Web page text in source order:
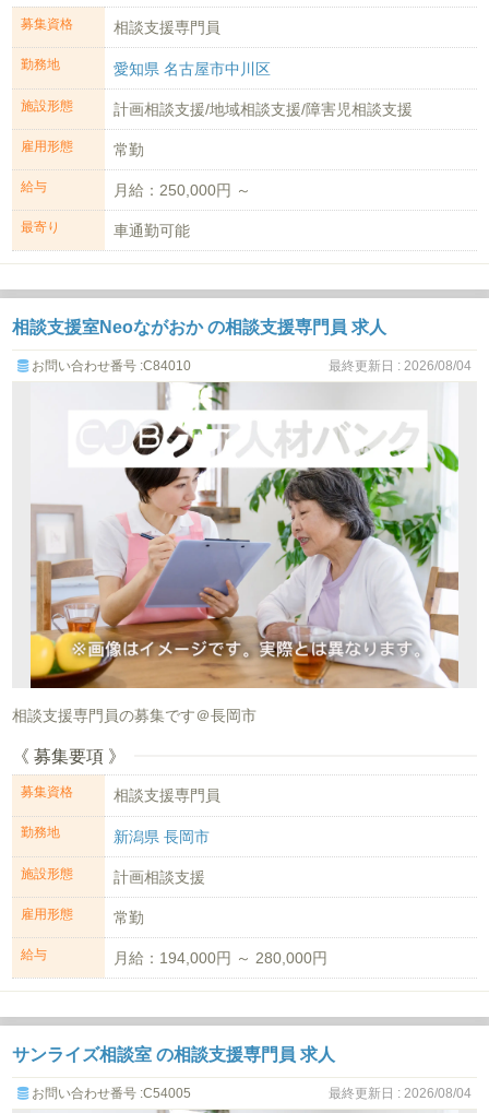
募集資格 相談支援専門員
勤務地 愛知県 名古屋市中川区
施設形態 計画相談支援/地域相談支援/障害児相談支援
雇用形態 常勤
給与 月給：250,000円 ～
最寄り 車通勤可能
相談支援室Neoながおか の相談支援専門員 求人
お問い合わせ番号 :C84010 最終更新日 : 2026/08/04
相談支援専門員の募集です＠長岡市
《 募集要項 》
募集資格 相談支援専門員
勤務地 新潟県 長岡市
施設形態 計画相談支援
雇用形態 常勤
給与 月給：194,000円 ～ 280,000円
サンライズ相談室 の相談支援専門員 求人
お問い合わせ番号 :C54005 最終更新日 : 2026/08/04